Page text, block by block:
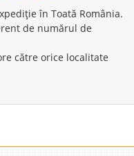
în Toată România.
de numărul de
către orice localitate